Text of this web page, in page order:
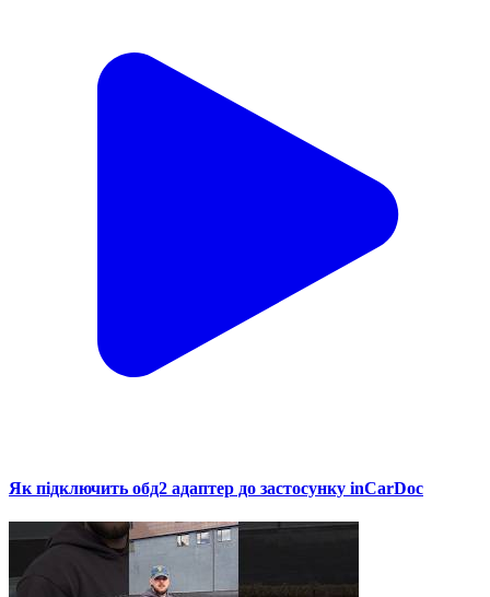
Як підключить обд2 адаптер до застосунку inCarDoc